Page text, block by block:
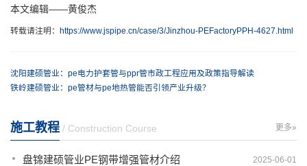
本文编辑——黄俊杰
转载请注明： https://www.jspipe.cn/case/3/Jinzhou-PEFactoryPPH-4627.html
沈阳建硕管业：pe电力护套管与ppr管市政工程应用及政策指导解读
铁岭建硕管业：pe管材与pe地热管能否引领产业升级？
更多»
施工教程 / Construction Course
2025-06-01
盘锦建硕管业PE钢带增强管材介绍